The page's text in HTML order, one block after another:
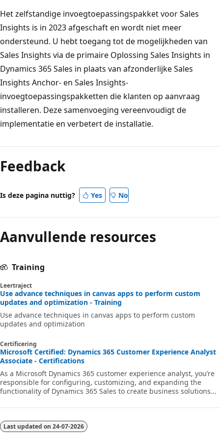
Het zelfstandige invoegtoepassingspakket voor Sales
Insights is in 2023 afgeschaft en wordt niet meer
ondersteund. U hebt toegang tot de mogelijkheden van
Sales Insights via de primaire Oplossing Sales Insights in
Dynamics 365 Sales in plaats van afzonderlijke Sales
Insights Anchor- en Sales Insights-
invoegtoepassingspakketten die klanten op aanvraag
installeren. Deze samenvoeging vereenvoudigt de
implementatie en verbetert de installatie.
Feedback
Is deze pagina nuttig? Yes No
Aanvullende resources
Training
Leertraject
Use advance techniques in canvas apps to perform custom
updates and optimization - Training
Use advance techniques in canvas apps to perform custom
updates and optimization
Certificering
Microsoft Certified: Dynamics 365 Customer Experience Analyst
Associate - Certifications
As a Microsoft Dynamics 365 customer experience analyst, you’re
responsible for configuring, customizing, and expanding the
functionality of Dynamics 365 Sales to create business solutions
process.
Last updated on 24-07-2026